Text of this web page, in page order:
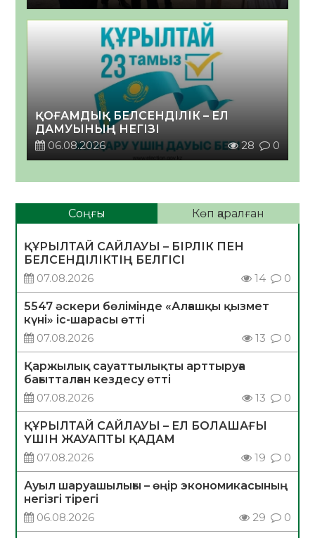
ҚОҒАМДЫҚ БЕЛСЕНДІЛІК – ЕЛ
ДАМУЫНЫҢ НЕГІЗІ
06.08.2026
28 0
Соңғы Көп қаралған
ҚҰРЫЛТАЙ САЙЛАУЫ – БІРЛІК ПЕН
БЕЛСЕНДІЛІКТІҢ БЕЛГІСІ
07.08.2026
14 0
5547 әскери бөлімінде «Алғашқы қызмет
күні» іс-шарасы өтті
07.08.2026
13 0
Қаржылық сауаттылықты арттыруға
бағытталған кездесу өтті
07.08.2026
13 0
ҚҰРЫЛТАЙ САЙЛАУЫ – ЕЛ БОЛАШАҒЫ
ҮШІН ЖАУАПТЫ ҚАДАМ
07.08.2026
19 0
Ауыл шаруашылығы – өңір экономикасының
негізгі тірегі
06.08.2026
29 0